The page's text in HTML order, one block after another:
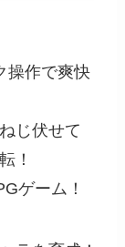
操作で爽快
じ伏せて
！
ゲーム！